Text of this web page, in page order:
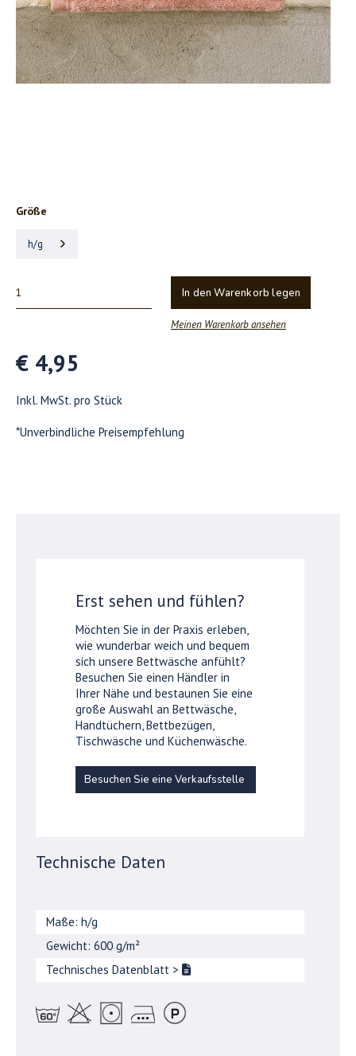
Größe
h/g
In den Warenkorb legen
Meinen Warenkorb ansehen
€ 4,95
Inkl. MwSt. pro Stück
*Unverbindliche Preisempfehlung
Erst sehen und fühlen?
Möchten Sie in der Praxis erleben,
wie wunderbar weich und bequem
sich unsere Bettwäsche anfühlt?
Besuchen Sie einen Händler in
Ihrer Nähe und bestaunen Sie eine
große Auswahl an Bettwäsche,
Handtüchern, Bettbezügen,
Tischwäsche und Küchenwäsche.
Besuchen Sie eine Verkaufsstelle
Technische Daten
Maße: h/g
Gewicht: 600 g/m²
Technisches Datenblatt >